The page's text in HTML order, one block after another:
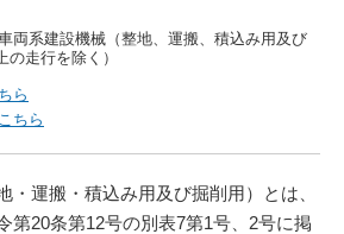
両系建設機械（整地、運搬、積込み用及び
走行を除く）
ら
ちら
・運搬・積込み用及び掘削用）とは、
第20条第12号の別表7第1号、2号に掲